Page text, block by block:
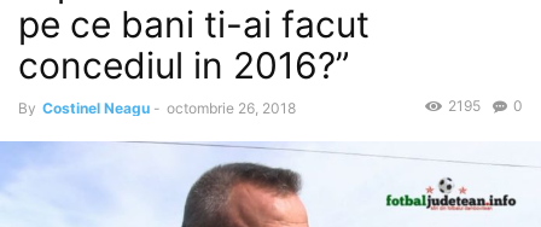
pe ce bani ti-ai facut
concediul in 2016?”
By Costinel Neagu - octombrie 26, 2018 0
2195